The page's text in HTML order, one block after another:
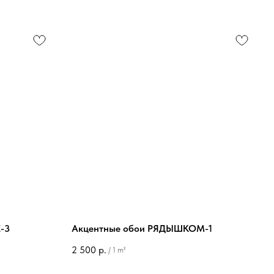
3
Акцентные обои РЯДЫШКОМ-1
2 500 р. / 1 m²